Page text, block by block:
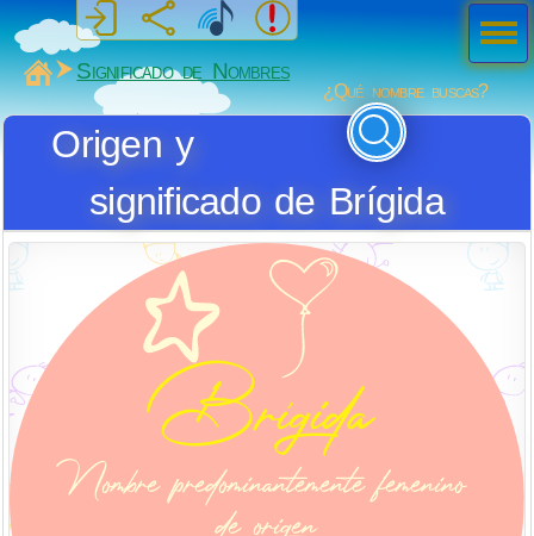
MiSabueso
Significado de Nombres
¿Qué nombre buscas?
Origen y
significado de Brígida
Men
ú